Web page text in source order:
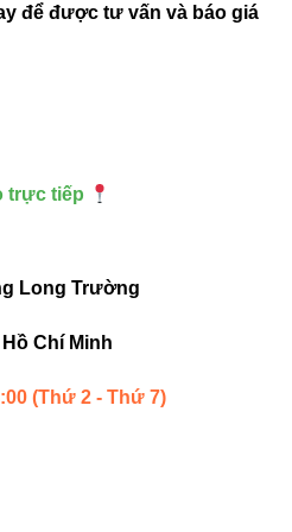
– ánh sáng thay
khách xem hàng kỹ
rõ rệt.” – Chủ
để được tư vấn và báo giá
trực tiếp
Long Trường
Chí Minh
(Thứ 2 - Thứ 7)